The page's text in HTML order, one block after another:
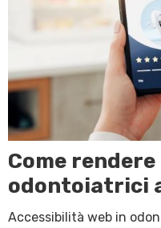
Come
odontoiatrici
person
Accessibilità web in